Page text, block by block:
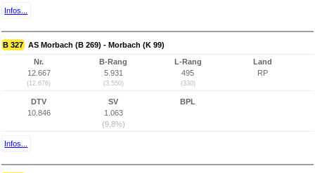
Infos...
B 327 AS Morbach (B 269) - Morbach (K 99)
Nr.
12.667
(12.676)
B-Rang
5.931
(3.550)
L-Rang
495
(330)
Land
RP
DTV
10.846
SV
1.063
(9,8%)
BPL
Infos...